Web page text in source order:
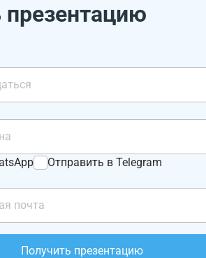
презентацию
Отправить в Telegram
Получить презентацию